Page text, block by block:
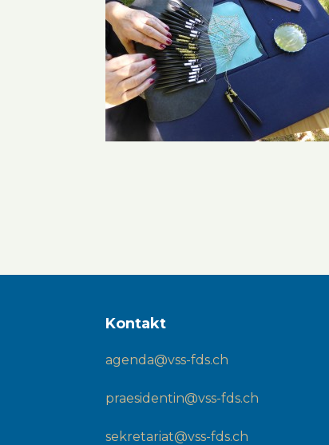
Kontakt
agenda@vss-fds.ch
praesidentin@vss-fds.ch
sekretariat@vss-fds.ch